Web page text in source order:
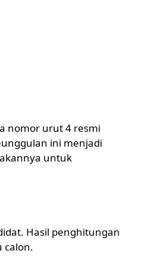
nomor urut 4 resmi
ini menjadi
untuk
Hasil penghitungan
calon.